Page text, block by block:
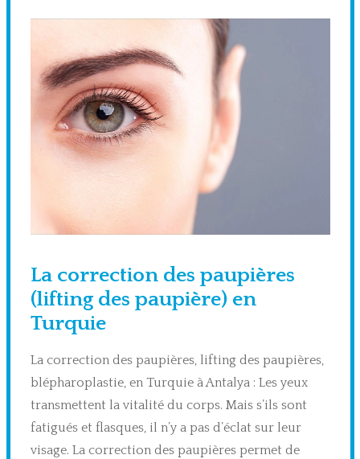
La correction des paupières
(lifting des paupière) en
Turquie
La correction des paupières, lifting des paupières,
blépharoplastie, en Turquie à Antalya : Les yeux
transmettent la vitalité du corps. Mais s’ils sont
fatigués et flasques, il n’y a pas d’éclat sur leur
visage. La correction des paupières permet de